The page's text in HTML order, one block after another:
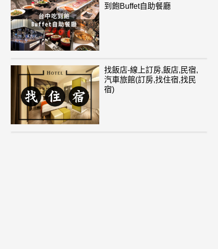
到飽Buffet自助餐廳
找飯店-線上訂房,飯店,民宿,
汽車旅館(訂房,找住宿,找民
宿)